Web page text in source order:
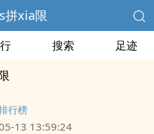
拼xia限
搜索 足迹
行榜
13 13:59:24